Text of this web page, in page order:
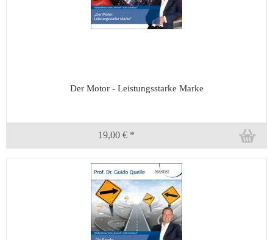
Der Motor - Leistungsstarke Marke
19,00 € *